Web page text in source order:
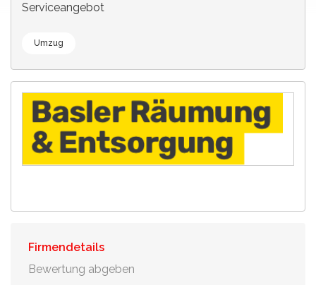
Serviceangebot
Umzug
Firmendetails
Bewertung abgeben